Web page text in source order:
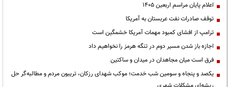
اعلام پایان مراسم اربعین ۱۴۰۵
توقف صادرات نفت عربستان به آمریکا
ترامپ از افشای کمبود مهمات آمریکا خشمگین است
اجازه باز شدن مسیر دوم در تنگه هرمز را نخواهیم داد
فرق است میان مجاهدان در میدان و ساکتین
یکصد و پنجاه و سومین شب خدمت؛ موکب شهدای رزکان، تریبون مردم و مطالبه‌گر حل